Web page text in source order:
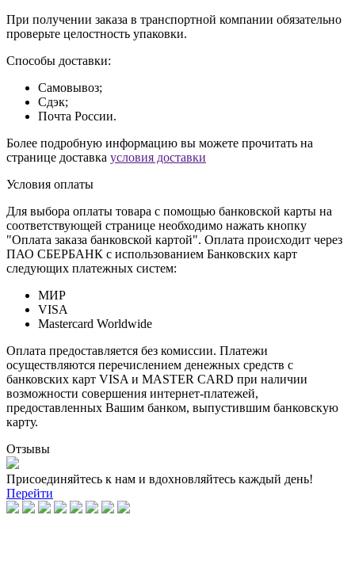
При получении заказа в транспортной компании обязательно
проверьте целостность упаковки.
Способы доставки:
Самовывоз;
Сдэк;
Почта России.
Более подробную информацию вы можете прочитать на
странице доставка условия доставки
Условия оплаты
Для выбора оплаты товара с помощью банковской карты на
соответствующей странице необходимо нажать кнопку
"Оплата заказа банковской картой". Оплата происходит через
ПАО СБЕРБАНК с использованием Банковских карт
следующих платежных систем:
МИР
VISA
Mastercard Worldwide
Оплата предоставляется без комиссии. Платежи
осуществляются перечислением денежных средств с
банковских карт VISA и MASTER CARD при наличии
возможности совершения интернет-платежей,
предоставленных Вашим банком, выпустившим банковскую
карту.
Отзывы
Присоединяйтесь к нам и вдохновляйтесь каждый день!
Перейти